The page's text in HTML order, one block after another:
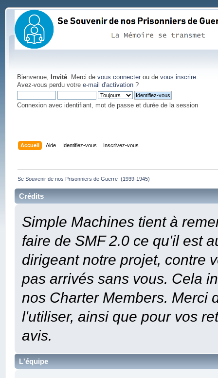
Bienvenue, Invité. Merci de vous connecterou de vous inscrire.
Avez-vous perdu votre e-mail d'activation?
Connexion avec identifiant, mot de passe et durée de la session
Accueil Aide Identifiez-vous Inscrivez-vous
Se Souvenir de nos Prisonniers de Guerre  (1939-1945)
Crédits
Simple Machines tient à
faire de SMF 2.0 ce qu'il est
dirigeant notre projet, contre
pas arrivés sans vous. Cela
nos Charter Members. Merci
l'utiliser, ainsi que pour vos
avis.
L'équipe